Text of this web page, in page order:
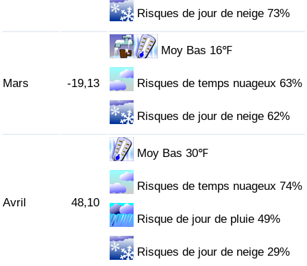
Risques de jour de neige 73%
Mars -19,13
Moy Bas 16℉
Risques de temps nuageux 63%
Risques de jour de neige 62%
Avril 48,10
Moy Bas 30℉
Risques de temps nuageux 74%
Risque de jour de pluie 49%
Risques de jour de neige 29%
Indice de Trafic (Actuel)
Indice de Trafic par Pays